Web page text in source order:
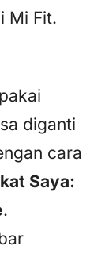
Mi Fit.
diganti
cara
Saya:
.